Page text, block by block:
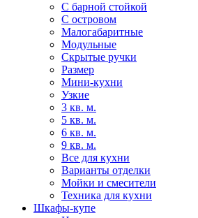
С барной стойкой
С островом
Малогабаритные
Модульные
Скрытые ручки
Размер
Мини-кухни
Узкие
3 кв. м.
5 кв. м.
6 кв. м.
9 кв. м.
Все для кухни
Варианты отделки
Мойки и смесители
Техника для кухни
Шкафы-купе